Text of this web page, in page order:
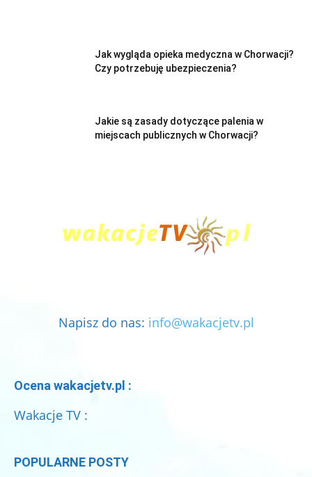
Jak wygląda opieka medyczna w Chorwacji?
Czy potrzebuję ubezpieczenia?
Jakie są zasady dotyczące palenia w
miejscach publicznych w Chorwacji?
Napisz do nas: info@wakacjetv.pl
Ocena wakacjetv.pl :
Wakacje TV :
POPULARNE POSTY